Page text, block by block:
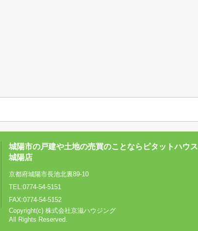
城陽市の戸建や土地の売買のことならピタットハウス
城陽店
京都府城陽市長池北裏89-10
TEL:0774-54-5151
FAX:0774-54-5152
Copyright(c) 株式会社京滋ハウジング
All Rights Reserved.